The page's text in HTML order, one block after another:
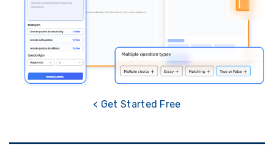
Get Started Free >